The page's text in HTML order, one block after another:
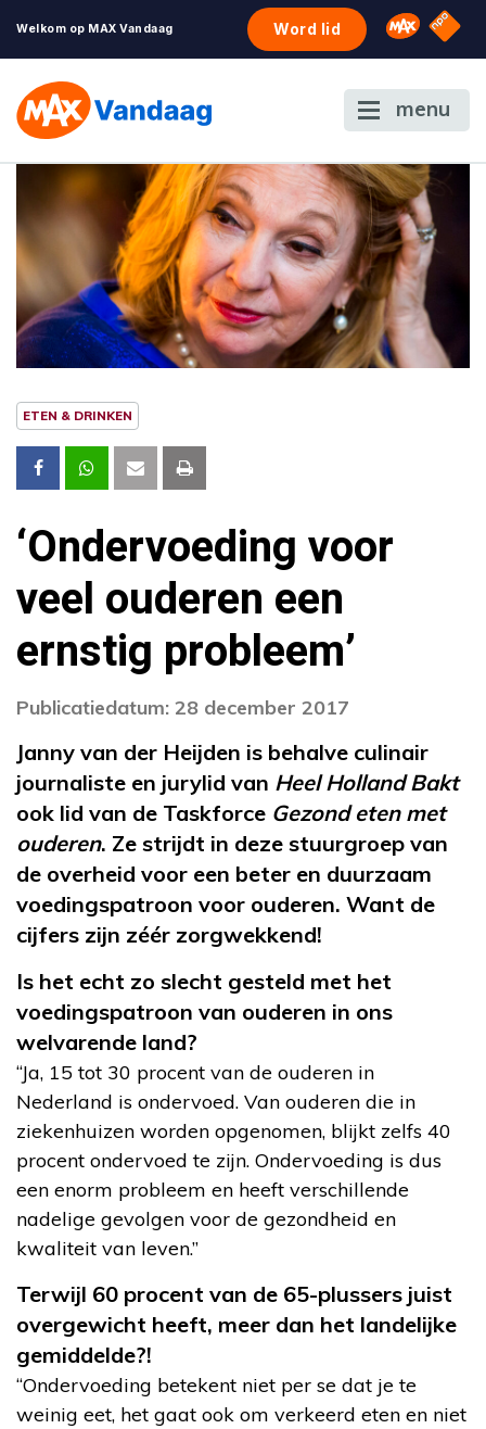
Welkom op MAX Vandaag Word lid Omroep
NPO
menu
ETEN & DRINKEN
‘Ondervoeding voor
veel ouderen een
ernstig probleem’
Publicatiedatum: 28 december 2017
Janny van der Heijden is behalve culinair
journaliste en jurylid van Heel Holland Bakt
ook lid van de Taskforce Gezond eten met
ouderen. Ze strijdt in deze stuurgroep van
de overheid voor een beter en duurzaam
voedingspatroon voor ouderen. Want de
cijfers zijn zéér zorgwekkend!
Is het echt zo slecht gesteld met het
voedingspatroon van ouderen in ons
welvarende land?
“Ja, 15 tot 30 procent van de ouderen in
Nederland is ondervoed. Van ouderen die in
ziekenhuizen worden opgenomen, blijkt zelfs 40
procent ondervoed te zijn. Ondervoeding is dus
een enorm probleem en heeft verschillende
nadelige gevolgen voor de gezondheid en
kwaliteit van leven.”
Terwijl 60 procent van de 65-plussers juist
overgewicht heeft, meer dan het landelijke
gemiddelde?!
“Ondervoeding betekent niet per se dat je te
weinig eet, het gaat ook om verkeerd eten en niet